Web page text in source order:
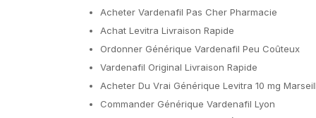
Acheter Vardenafil Pas Cher Pharmacie
Achat Levitra Livraison Rapide
Ordonner Générique Vardenafil Peu Coûteux
Vardenafil Original Livraison Rapide
Acheter Du Vrai Générique Levitra 10 mg
Commander Générique Vardenafil Lyon